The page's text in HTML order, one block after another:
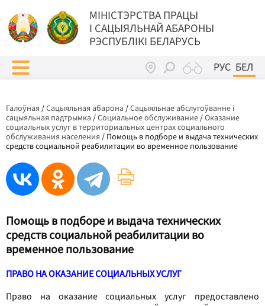
МIНIСТЭРСТВА ПРАЦЫ
I САЦЫЯЛЬНАЙ АБАРОНЫ
РЭСПУБЛІКІ БЕЛАРУСЬ
РУС БЕЛ
Галоўная /Сацыяльная абарона /Сацыяльнае абслугоўванне і
сацыяльная падтрымка /Социальное обслуживание /Оказание
социальных услуг в территориальных центрах социального
обслуживания населения / Помощь в подборе и выдача технических
средств социальной реабилитации во временное пользование
Помощь в подборе и выдача технических
средств социальной реабилитации во
временное пользование
ПРАВО НА ОКАЗАНИЕ СОЦИАЛЬНЫХ УСЛУГ
Право на оказание социальных услуг предоставлено